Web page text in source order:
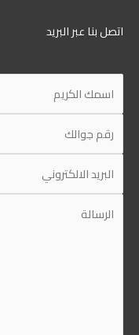
اتصل بنا عبر البريد